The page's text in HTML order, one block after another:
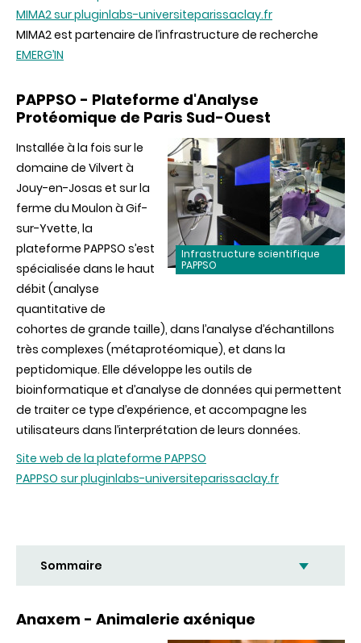
MIMA2 sur pluginlabs-universiteparissaclay.fr
MIMA2 est partenaire de l’infrastructure de recherche
EMERG’IN
PAPPSO - Plateforme d'Analyse
Protéomique de Paris Sud-Ouest
Infrastructure scientifique
PAPPSO
Installée à la fois sur le
domaine de Vilvert à
Jouy-en-Josas et sur la
ferme du Moulon à Gif-
sur-Yvette, la
plateforme PAPPSO s’est
spécialisée dans le haut
débit (analyse
quantitative de
cohortes de grande taille), dans l’analyse d’échantillons
très complexes (métaprotéomique), et dans la
peptidomique. Elle développe les outils de
bioinformatique et d’analyse de données qui permettent
de traiter ce type d’expérience, et accompagne les
utilisateurs dans l’interprétation de leurs données.
Site web de la plateforme PAPPSO
PAPPSO sur pluginlabs-universiteparissaclay.fr
Sommaire
Anaxem - Animalerie axénique